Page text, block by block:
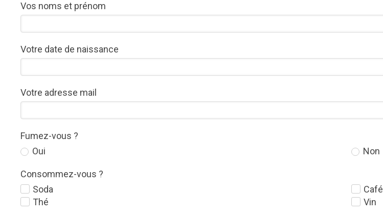
Vos noms et prénom
Votre date de naissance
Votre adresse mail
Fumez-vous ?
Oui
Non
Consommez-vous ?
Soda
Café
Thé
Vin